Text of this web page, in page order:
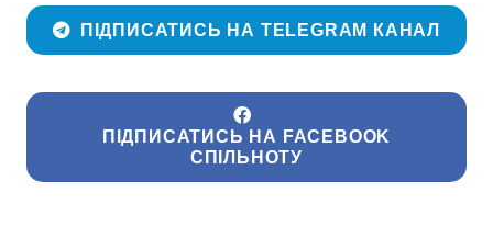
ПІДПИСАТИСЬ НА TELEGRAM КАНАЛ
ПІДПИСАТИСЬ НА FACEBOOK
СПІЛЬНОТУ